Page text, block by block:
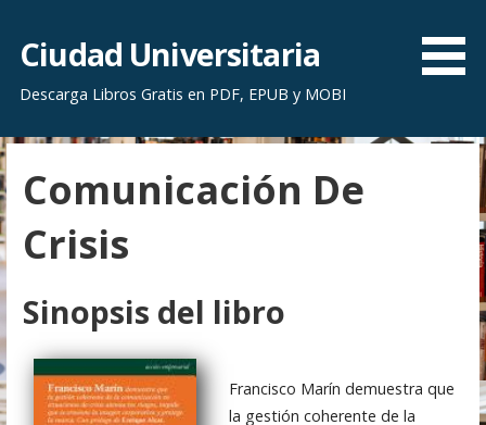
r
a
l
c
o
n
e
n
i
Ciudad Universitaria
Descarga Libros Gratis en PDF, EPUB y MOBI
Comunicación De
Crisis
Sinopsis del libro
Francisco Marín demuestra que
la gestión coherente de la